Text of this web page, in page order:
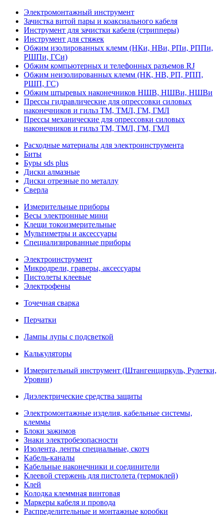
Электромонтажный инструмент
Зачистка витой пары и коаксиального кабеля
Инструмент для зачистки кабеля (стрипперы)
Инструмент для стяжек
Обжим изолированных клемм (НКи, НВи, РПи, РППи,
РШПи, ГСи)
Обжим компьютерных и телефонных разъемов RJ
Обжим неизолированных клемм (НК, НВ, РП, РПП,
РШП, ГС)
Обжим штыревых наконечников НШВ, НШВи, НШВи
Прессы гидравлические для опрессовки силовых
наконечников и гильз ТМ, ТМЛ, ГМ, ГМЛ
Прессы механические для опрессовки силовых
наконечников и гильз ТМ, ТМЛ, ГМ, ГМЛ
Расходные материалы для электроинструмента
Биты
Буры sds plus
Диски алмазные
Диски отрезные по металлу
Сверла
Измерительные приборы
Весы электронные мини
Клещи токоизмерительные
Мультиметры и аксессуары
Специализированные приборы
Электроинструмент
Микродрели, граверы, аксессуары
Пистолеты клеевые
Электрофены
Точечная сварка
Перчатки
Лампы лупы с подсветкой
Калькуляторы
Измерительный инструмент (Штангенциркуль, Рулетки,
Уровни)
Диэлектрические средства защиты
Электромонтажные изделия, кабельные системы,
клеммы
Блоки зажимов
Знаки электробезопасности
Изолента, ленты специальные, скотч
Кабель-каналы
Кабельные наконечники и соединители
Клеевой стержень для пистолета (термоклей)
Клей
Колодка клеммная винтовая
Маркеры кабеля и провода
Распределительные и монтажные коробки